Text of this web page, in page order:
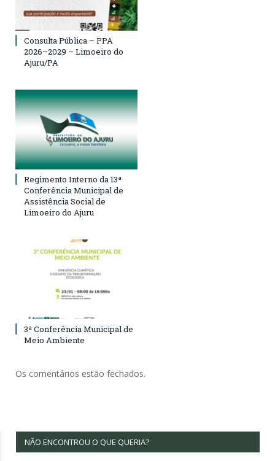
Consulta Pública – PPA
2026–2029 – Limoeiro do
Ajuru/PA
Regimento Interno da 13ª
Conferência Municipal de
Assistência Social de
Limoeiro do Ajuru
3ª Conferência Municipal de
Meio Ambiente
Os comentários estão fechados.
NÃO ENCONTROU O QUE QUERIA?